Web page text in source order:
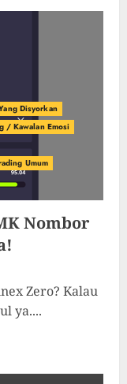
Disyorkan
/ Kawalan Emosi
Umum
Nombor
Zero? Kalau
ya....